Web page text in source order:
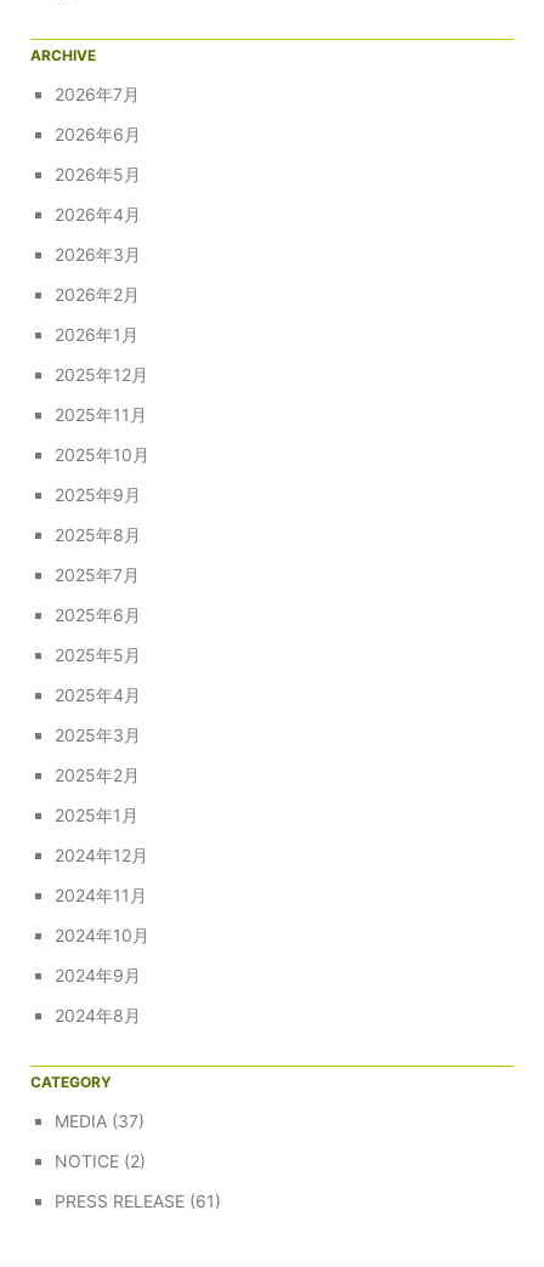
ARCHIVE
2026年7月
2026年6月
2026年5月
2026年4月
2026年3月
2026年2月
2026年1月
2025年12月
2025年11月
2025年10月
2025年9月
2025年8月
2025年7月
2025年6月
2025年5月
2025年4月
2025年3月
2025年2月
2025年1月
2024年12月
2024年11月
2024年10月
2024年9月
2024年8月
CATEGORY
MEDIA (37)
NOTICE (2)
PRESS RELEASE (61)